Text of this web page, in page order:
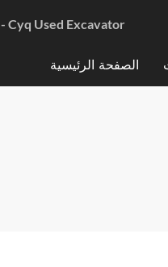
أعلى جودة عالية المورد حفارة مستعملة في الصين - Cyq Used Excavator
الصفحة الرئيسية